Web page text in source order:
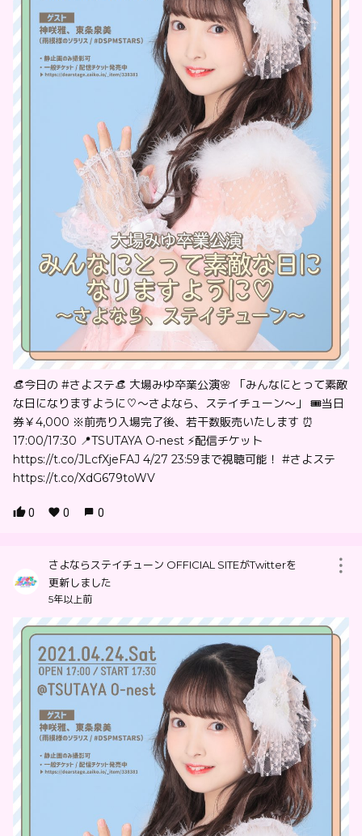
👒今日の #さよステ👒 大場みゆ卒業公演🌸 「みんなにとって素敵
な日になりますように♡〜さよなら、ステイチューン〜」 🎟当日
券￥4,000 ※前売り入場完了後、若干数販売いたします ⏰
17:00/17:30 📍TSUTAYA O-nest ⚡配信チケット
https://t.co/JLcfXjeFAJ 4/27 23:59まで視聴可能！ #さよステ
https://t.co/XdG679toWV
0 0 0
さよならステイチューン OFFICIAL SITEがTwitterを
更新しました
5年以上前